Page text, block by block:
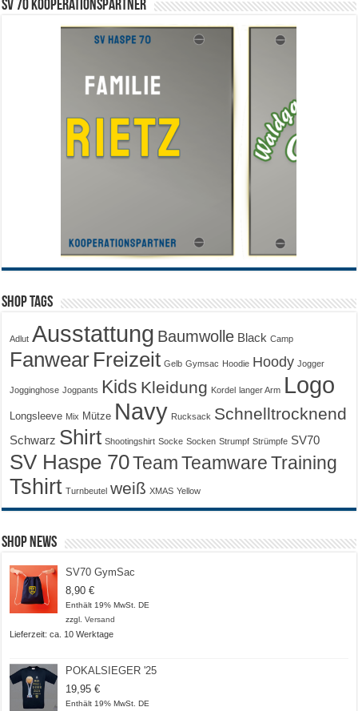
SV 70 Kooperationspartner
Shop Tags
Adlut Ausstattung Baumwolle Black Camp
Fanwear Freizeit Gelb Gymsac Hoodie Hoody Jogger
Jogginghose Jogpants Kids Kleidung Kordel langer Arm Logo
Longsleeve Mix Mütze Navy Rucksack Schnelltrocknend
Schwarz Shirt Shootingshirt Socke Socken Strumpf Strümpfe SV70
SV Haspe 70Team Teamware Training
Tshirt Turnbeutel weiß XMAS Yellow
Shop News
SV70 GymSac
8,90€
Enthält 19% MwSt. DE
zzgl.Versand
Lieferzeit: ca. 10 Werktage
POKALSIEGER '25
19,95€
Enthält 19% MwSt. DE